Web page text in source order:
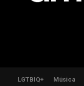
LGTBIQ+ Música